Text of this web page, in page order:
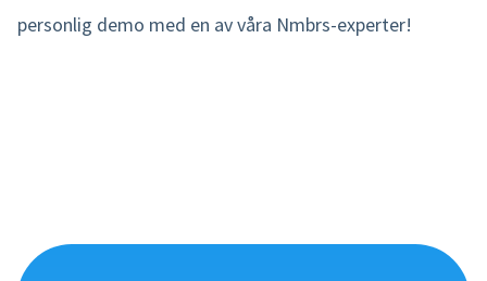
personlig demo med en av våra Nmbrs-experter!